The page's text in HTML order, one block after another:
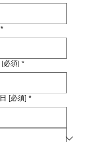
*
メールアドレス [必須] *
お子様の生年月日 [必須] *